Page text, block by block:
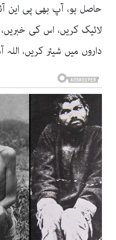
حاصل ہو، آپ بھی پی این
لائیک کریں، اس کی
داروں میں شیئر کریں،